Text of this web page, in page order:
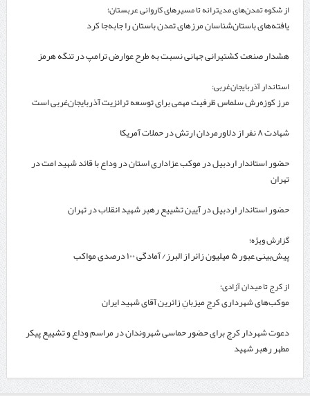
از شکوه تمدن‌های مدیترانه تا مسیرهای کاروانی عربستان؛
یافته‌های باستان‌شناسان مرزهای تمدن باستان را جابه‌جا کرد
هشدار صنعت کشتیرانی جهانی نسبت به طرح عوارض ترامپ در تنگه هرمز
استاندار آذربایجان‌غربی:
مرز کوزه‌رش سلماس ظرفیت مهمی برای توسعه ترانزیت آذربایجان‌غربی است
شهادت ۸ نفر از دلاورمردان ارتش در حملات آمریکا
حضور استاندار اردبیل در موکب عزاداری استان در وداع با قائد شهید امت در
تهران
حضور استاندار اردبیل در آیین تشییع رهبر شهید انقلاب در تهران
گزارش ویژه؛
پیش‌بینی عبور ۵ میلیون زائر از البرز/ آمادگی ۱۰۰ درصدی مواکب
از کرج تا میدان آزادی؛
موکب‌های شهرداری کرج میزبانِ زائرین آقای شهید ایران
دعوت شهردار کرج برای حضور حماسی شهروندان در مراسم وداع و تشییع پیکر
مطهر رهبر شهید